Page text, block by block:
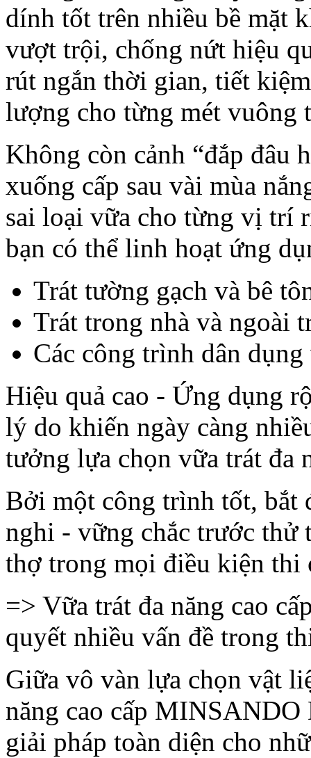
dính tốt trên nhiều bề mặt
vượt trội, chống nứt hiệu
rút ngắn thời gian, tiết
lượng cho từng mét vuông
Không còn cảnh “đắp đâu
xuống cấp sau vài mùa
sai loại vữa cho từng vị trí
bạn có thể linh hoạt ứng
Trát tường gạch và bê
Trát trong nhà và ngoài
Các công trình dân
Hiệu quả cao - Ứng dụng
lý do khiến ngày càng
tưởng lựa chọn vữa trát đa
Bởi một công trình tốt, bắt
nghi - vững chắc trước thử
thợ trong mọi điều kiện thi
=> Vữa trát đa năng cao
quyết nhiều vấn đề trong
Giữa vô vàn lựa chọn vật
năng cao cấp
giải pháp toàn diện cho